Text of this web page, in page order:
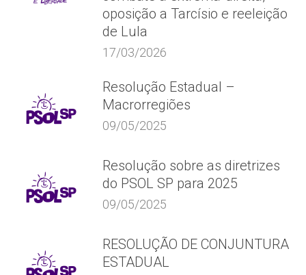
oposição a Tarcísio e reeleição
de Lula
17/03/2026
Resolução Estadual –
Macrorregiões
09/05/2025
Resolução sobre as diretrizes
do PSOL SP para 2025
09/05/2025
RESOLUÇÃO DE CONJUNTURA
ESTADUAL